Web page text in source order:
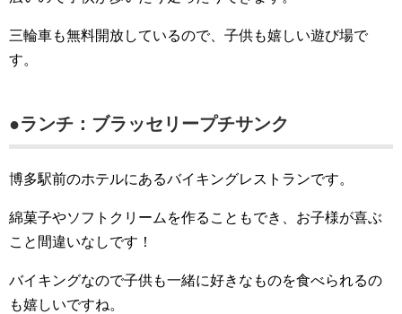
三輪車も無料開放しているので、子供も嬉しい遊び場で
す。
●ランチ：ブラッセリープチサンク
博多駅前のホテルにあるバイキングレストランです。
綿菓子やソフトクリームを作ることもでき、お子様が喜ぶ
こと間違いなしです！
バイキングなので子供も一緒に好きなものを食べられるの
も嬉しいですね。